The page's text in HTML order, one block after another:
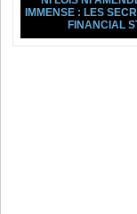
IMMENSE : LES
FINANCIAL